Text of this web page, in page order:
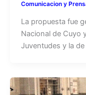
Comunicacion y
La propuesta fue
Nacional de Cuyo
Juventudes y la de